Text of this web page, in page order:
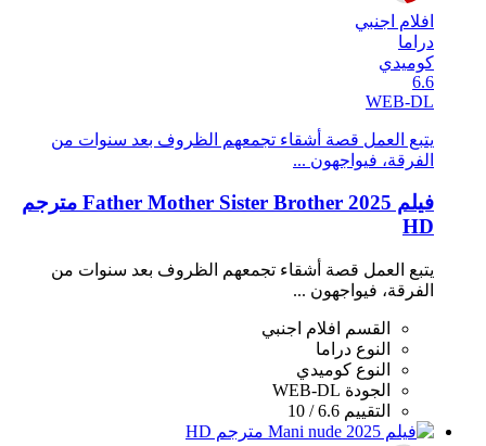
افلام اجنبي
دراما
كوميدي
6.6
WEB-DL
يتبع العمل قصة أشقاء تجمعهم الظروف بعد سنوات من
الفرقة، فيواجهون ...
فيلم Father Mother Sister Brother 2025 مترجم
HD
يتبع العمل قصة أشقاء تجمعهم الظروف بعد سنوات من
الفرقة، فيواجهون ...
القسم
افلام اجنبي
النوع دراما
النوع كوميدي
الجودة WEB-DL
التقييم 6.6 / 10